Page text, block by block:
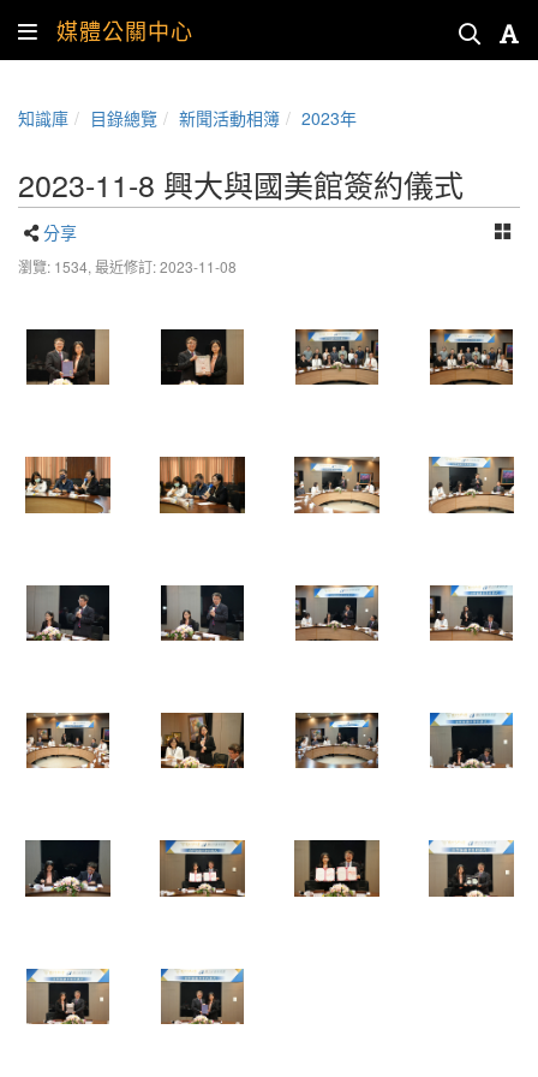
媒體公關中心
知識庫 目錄總覽 新聞活動相簿 2023年
2023-11-8 興大與國美館簽約儀式
分享
瀏覽: 1534, 最近修訂: 2023-11-08